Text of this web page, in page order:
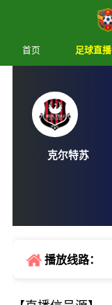
首页 足球直播
播放线路：